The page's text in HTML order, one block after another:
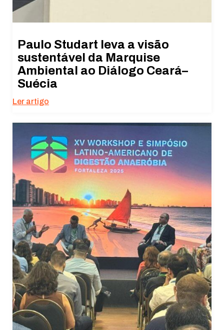
Paulo Studart leva a visão
sustentável da Marquise
Ambiental ao Diálogo Ceará–
Suécia
Ler artigo